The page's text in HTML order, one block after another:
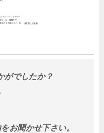
がでしたか？
お聞かせ下さい。